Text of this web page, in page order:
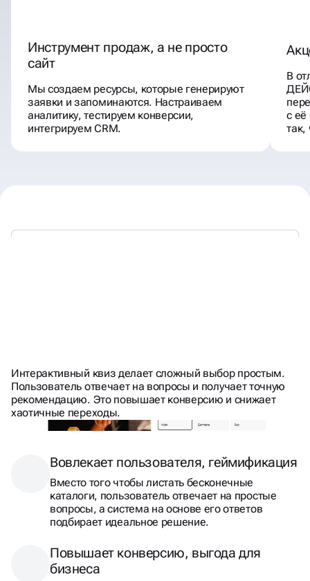
Инструмент продаж, а не просто
сайт
Мы создаем ресурсы, которые генерируют
заявки и запоминаются. Настраиваем
аналитику, тестируем конверсии,
интегрируем CRM.
В
с её
так,
САЙТ-КВИЗ — ЭТО
ИНТЕРАКТИВНЫЙ ОПРОСНИК,
КОТОРЫЙ ПРЕВРАЩАЕТ
СКУЧНЫЙ ВЫБОР В ИГРУ
Интерактивный квиз делает сложный выбор простым.
Пользователь отвечает на вопросы и получает точную
рекомендацию. Это повышает конверсию и снижает
хаотичные переходы.
Вовлекает пользователя, геймификация
Вместо того чтобы листать бесконечные
каталоги, пользователь отвечает на простые
вопросы, а система на основе его ответов
подбирает идеальное решение.
Повышает конверсию, выгода для
бизнеса